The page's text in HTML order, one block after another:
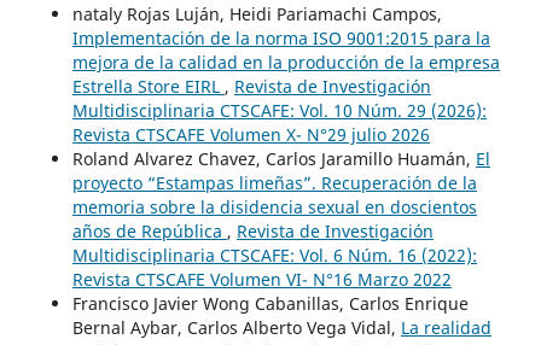
nataly Rojas Luján, Heidi Pariamachi Campos,
Implementación de la norma ISO 9001:2015 para la
mejora de la calidad en la producción de la empresa
Estrella Store EIRL , Revista de Investigación
Multidisciplinaria CTSCAFE: Vol. 10 Núm. 29 (2026):
Revista CTSCAFE Volumen X- N°29 julio 2026
Roland Alvarez Chavez, Carlos Jaramillo Huamán, El
proyecto “Estampas limeñas”. Recuperación de la
memoria sobre la disidencia sexual en doscientos
años de República , Revista de Investigación
Multidisciplinaria CTSCAFE: Vol. 6 Núm. 16 (2022):
Revista CTSCAFE Volumen VI- N°16 Marzo 2022
Francisco Javier Wong Cabanillas, Carlos Enrique
Bernal Aybar, Carlos Alberto Vega Vidal, La realidad